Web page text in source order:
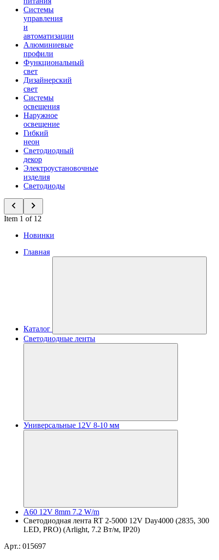
Системы
управления
и
автоматизации
Алюминиевые
профили
Функциональный
свет
Дизайнерский
свет
Системы
освещения
Наружное
освещение
Гибкий
неон
Светодиодный
декор
Электроустановочные
изделия
Светодиоды
Item 1 of 12
Новинки
Главная
Каталог
Светодиодные ленты
Универсальные 12V 8-10 мм
A60 12V 8mm 7.2 W/m
Светодиодная лента RT 2-5000 12V Day4000 (2835, 300
LED, PRO) (Arlight, 7.2 Вт/м, IP20)
Арт.: 015697